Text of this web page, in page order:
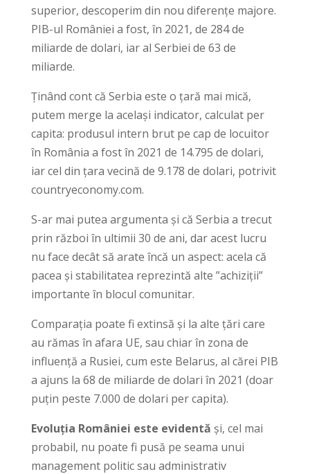
superior, descoperim din nou diferențe majore.
PIB-ul României a fost, în 2021, de 284 de
miliarde de dolari, iar al Serbiei de 63 de
miliarde.
Ținând cont că Serbia este o țară mai mică,
putem merge la același indicator, calculat per
capita: produsul intern brut pe cap de locuitor
în România a fost în 2021 de 14.795 de dolari,
iar cel din țara vecină de 9.178 de dolari, potrivit
countryeconomy.com.
S-ar mai putea argumenta și că Serbia a trecut
prin război în ultimii 30 de ani, dar acest lucru
nu face decât să arate încă un aspect: acela că
pacea și stabilitatea reprezintă alte ”achiziții”
importante în blocul comunitar.
Comparația poate fi extinsă și la alte țări care
au rămas în afara UE, sau chiar în zona de
influență a Rusiei, cum este Belarus, al cărei PIB
a ajuns la 68 de miliarde de dolari în 2021 (doar
puțin peste 7.000 de dolari per capita).
Evoluția României este evidentă și, cel mai
probabil, nu poate fi pusă pe seama unui
management politic sau administrativ